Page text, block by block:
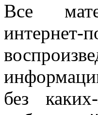
Все
без